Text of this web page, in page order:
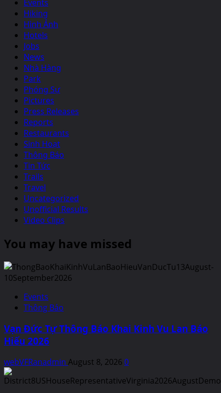
Events
Hiking
Hình Ảnh
Hotels
Jobs
News
Nhà Hàng
Park
Phóng Sự
Pictures
Press Releases
Reports
Restaurants
Sinh Hoạt
Thông Báo
Tin Tức
Trails
Travel
Uncategorized
Unofficial Results
Video Clips
You may have missed
Events
Thông Báo
Vạn Đức Tự Thông Báo Khai Kinh Vu Lan Báo
Hiếu 2026
webVFRanadmin August 8, 2026 0